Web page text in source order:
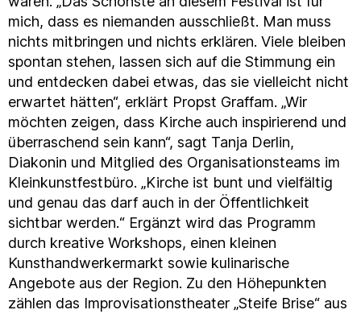
mich, dass es niemanden ausschließt. Man muss
nichts mitbringen und nichts erklären. Viele bleiben
spontan stehen, lassen sich auf die Stimmung ein
und entdecken dabei etwas, das sie vielleicht nicht
erwartet hätten“, erklärt Propst Graffam. „Wir
möchten zeigen, dass Kirche auch inspirierend und
überraschend sein kann“, sagt Tanja Derlin,
Diakonin und Mitglied des Organisationsteams im
Kleinkunstfestbüro. „Kirche ist bunt und vielfältig
und genau das darf auch in der Öffentlichkeit
sichtbar werden.“ Ergänzt wird das Programm
durch kreative Workshops, einen kleinen
Kunsthandwerkermarkt sowie kulinarische
Angebote aus der Region. Zu den Höhepunkten
zählen das Improvisationstheater „Steife Brise“ aus